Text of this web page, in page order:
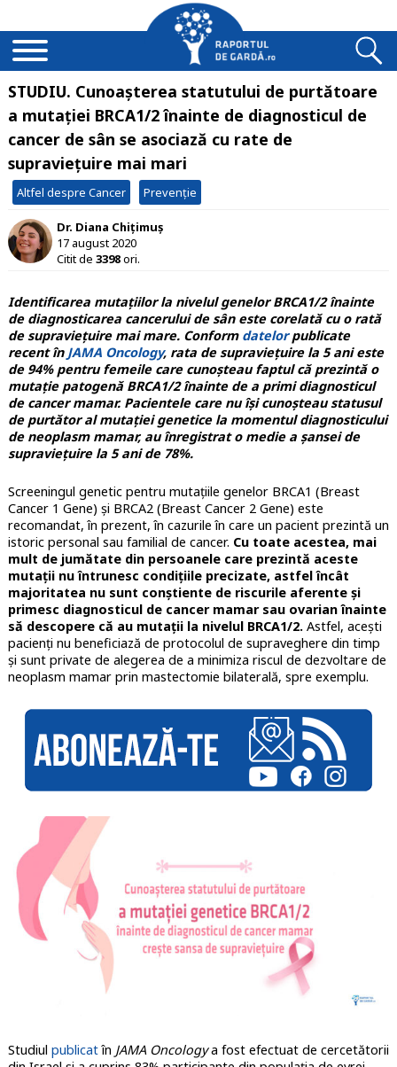
STUDIU. Cunoașterea statutului de purtătoare
a mutației BRCA1/2 înainte de diagnosticul de
cancer de sân se asociază cu rate de
supraviețuire mai mari
Altfel despre Cancer Prevenție
Dr. Diana Chițimuș
17 august 2020
Citit de 3398ori.
Identificarea mutațiilor la nivelul genelor BRCA1/2 înainte
de diagnosticarea cancerului de sân este corelată cu o rată
de supraviețuire mai mare. Conform datelorpublicate
recent în JAMA Oncology, rata de supraviețuire la 5 ani este
de 94% pentru femeile care cunoșteau faptul că prezintă o
mutație patogenă BRCA1/2 înainte de a primi diagnosticul
de cancer mamar. Pacientele care nu își cunoșteau statusul
de purtător al mutației genetice la momentul diagnosticului
de neoplasm mamar, au înregistrat o medie a șansei de
supraviețuire la 5 ani de 78%.
Screeningul genetic pentru mutațiile genelor BRCA1 (Breast
Cancer 1 Gene) și BRCA2 (Breast Cancer 2 Gene) este
recomandat, în prezent, în cazurile în care un pacient prezintă un
istoric personal sau familial de cancer. Cu toate acestea, mai
mult de jumătate din persoanele care prezintă aceste
mutații nu întrunesc condițiile precizate, astfel încât
majoritatea nu sunt conștiente de riscurile aferente și
primesc diagnosticul de cancer mamar sau ovarian înainte
să descopere că au mutații la nivelul BRCA1/2.Astfel, acești
pacienți nu beneficiază de protocolul de supraveghere din timp
și sunt private de alegerea de a minimiza riscul de dezvoltare de
neoplasm mamar prin mastectomie bilaterală, spre exemplu.
Studiul publicatîn JAMA Oncologya fost efectuat de cercetătorii